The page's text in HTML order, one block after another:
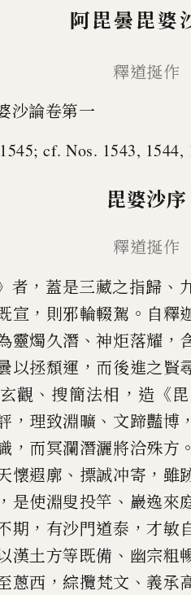
阿毘曇毘婆
釋道挻作
沙論卷第一
cf. Nos. 1543, 1544,
毘婆沙序
釋道挻作
者 ， 蓋是三藏之指歸 、
宣 ， 則邪輪輟駕 。 自釋
靈燭久潛 、神炬落耀 ，
以拯頹運 ， 而後進之賢
觀 、 搜簡法相 ， 造 《
， 理致淵曠 、 文蹄豔博 ，
， 而冥瀾潛灑將洽殊方 。
懷遐廓 、 摽誠冲寄 ， 雖
， 是使淵叟投竿 、 巖逸來
期 ， 有沙門道泰 ，才敏
漢土方等既備 、 幽宗粗
蔥西 ， 綜攬梵文 、 義承